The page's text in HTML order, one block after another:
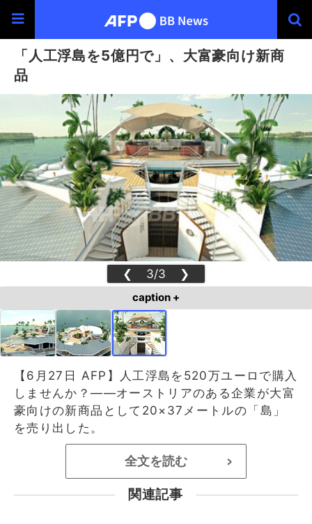
「人工浮島を5億円で」、大富豪向け新商
品
❮ 3/3 ❯
caption +
【6月27日 AFP】人工浮島を520万ユーロで購入
しませんか？――オーストリアのある企業が大富
豪向けの新商品として20×37メートルの「島」
を売り出した。
全文を読む >
関連記事